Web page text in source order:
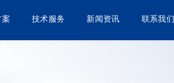
案 技术服务 新闻资讯 联系我们